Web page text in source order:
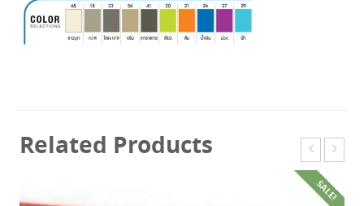
LKAS-
301
Related Products
SALE!